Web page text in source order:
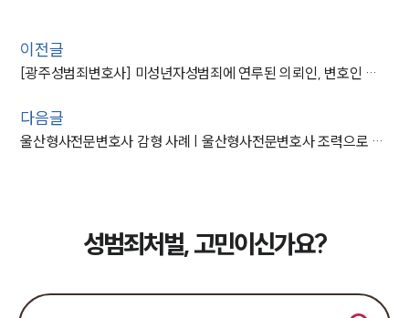
이전글
[광주성범죄변호사] 미성년자성범죄에 연루된 의뢰인, 변호인 조력으로 ‘무죄’
다음글
울산형사전문변호사 감형 사례 | 울산형사전문변호사 조력으로 장애인 강제추행 의뢰인 집행유예
성범죄처벌, 고민이신가요?